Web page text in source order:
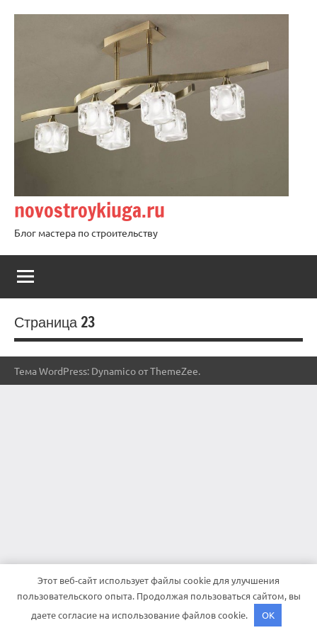
novostroykiuga.ru
Блог мастера по строительству
Страница 23
Тема WordPress: Dynamico от ThemeZee.
Этот веб-сайт использует файлы cookie для улучшения
пользовательского опыта. Продолжая пользоваться сайтом, вы
даете согласие на использование файлов cookie.
OK